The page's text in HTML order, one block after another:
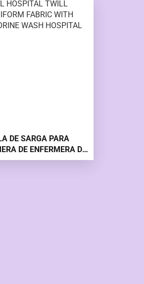
HOSPITALARIA
DE SARGA PARA
DE ENFERMERA DE
MÉDICO CON TELA